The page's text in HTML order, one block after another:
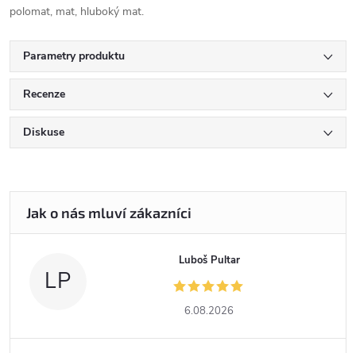
polomat, mat, hluboký mat.
Parametry produktu
Recenze
Diskuse
LP
Luboš Pultar
6.08.2026